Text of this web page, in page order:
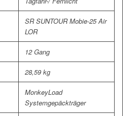
SR SUNTOUR Mobie-25 Air
LOR
12 Gang
28,59 kg
MonkeyLoad
Systemgepäckträger